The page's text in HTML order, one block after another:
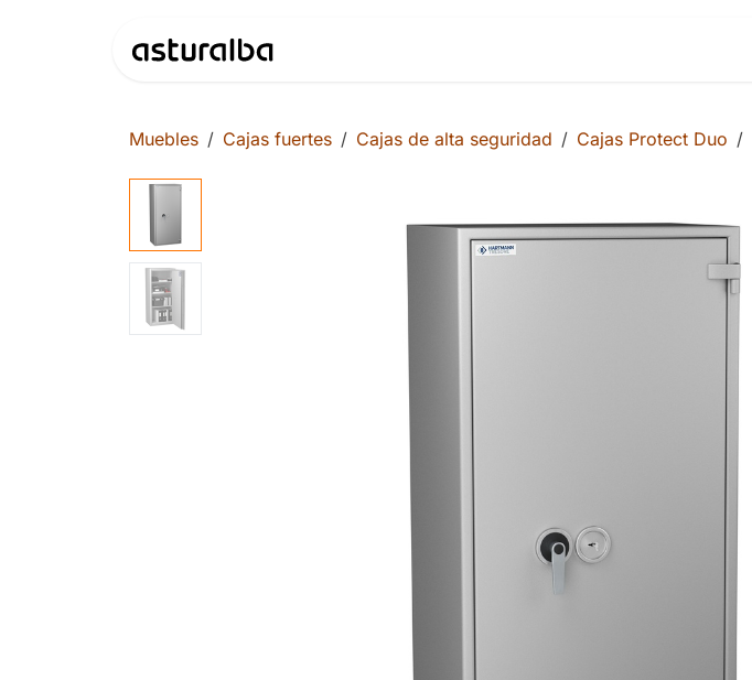
Muebles Cajas fuertes Cajas de alta seguridad Cajas Protect Duo